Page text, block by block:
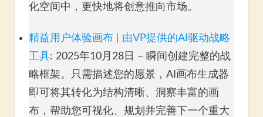
化空间中，更快地将创意推向市场。
精益用户体验画布 | 由VP提供的AI驱动战略
工具: 2025年10月28日 – 瞬间创建完整的战
略框架。只需描述您的愿景，AI画布生成器
即可将其转化为结构清晰、洞察丰富的画
布，帮助您可视化、规划并完善下一个重大